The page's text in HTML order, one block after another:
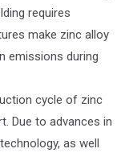
requires
make zinc alloy
emissions during
cycle of zinc
Due to advances in
as well